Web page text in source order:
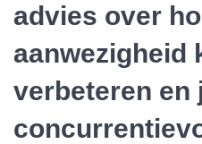
advies over
aanwezigheid
verbeteren en